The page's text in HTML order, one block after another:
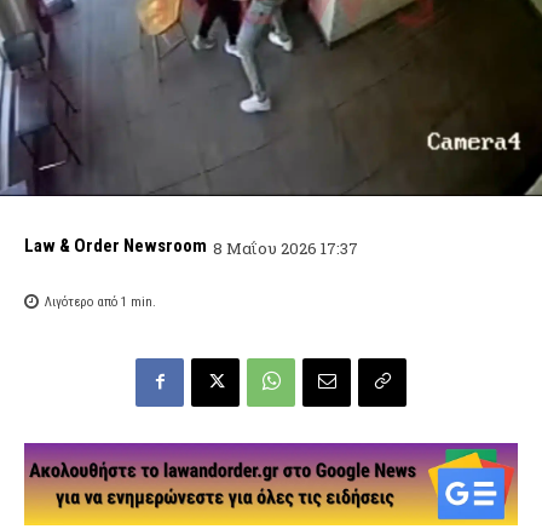
Law & Order Newsroom 8 Μαΐου 2026 17:37
Λιγότερο από 1 min.